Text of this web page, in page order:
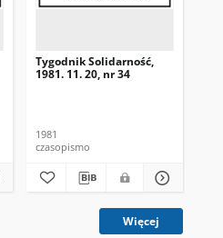
Tygodnik Solidarność,
1981. 11. 20, nr 34
1981
czasopismo
Więcej